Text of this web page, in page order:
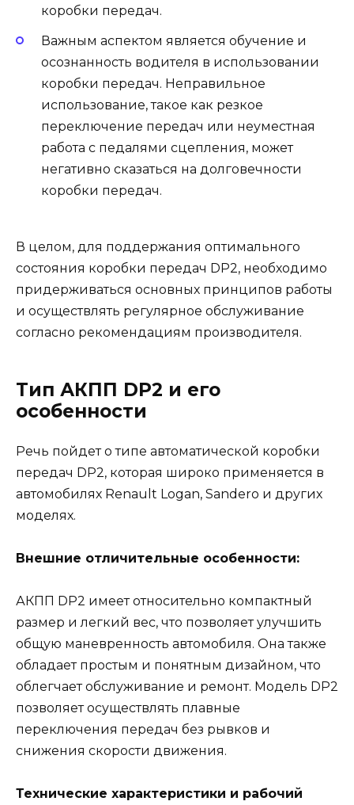
коробки передач.
Важным аспектом является обучение и
осознанность водителя в использовании
коробки передач. Неправильное
использование, такое как резкое
переключение передач или неуместная
работа с педалями сцепления, может
негативно сказаться на долговечности
коробки передач.
В целом, для поддержания оптимального
состояния коробки передач DP2, необходимо
придерживаться основных принципов работы
и осуществлять регулярное обслуживание
согласно рекомендациям производителя.
Тип АКПП DP2 и его
особенности
Речь пойдет о типе автоматической коробки
передач DP2, которая широко применяется в
автомобилях Renault Logan, Sandero и других
моделях.
Внешние отличительные особенности:
АКПП DP2 имеет относительно компактный
размер и легкий вес, что позволяет улучшить
общую маневренность автомобиля. Она также
обладает простым и понятным дизайном, что
облегчает обслуживание и ремонт. Модель DP2
позволяет осуществлять плавные
переключения передач без рывков и
снижения скорости движения.
Технические характеристики и рабочий